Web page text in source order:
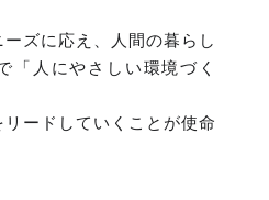
ズに応え、人間の暮らし
「人にやさしい環境づく
ードしていくことが使命